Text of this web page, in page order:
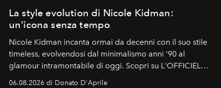
La style evolution di Nicole Kidman:
un'icona senza tempo
Nicole Kidman incanta ormai da decenni con il suo stile
timeless, evolvendosi dal minimalismo anni '90 al
glamour intramontabile di oggi. Scopri su L'OFFICIEL
06.08.2026 di Donato D'Aprile